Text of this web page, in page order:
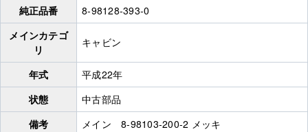
純正品番
8-98128-393-0
メインカテゴ
リ
キャビン
年式
平成22年
状態
中古部品
備考
メイン 8-98103-200-2 メッキ